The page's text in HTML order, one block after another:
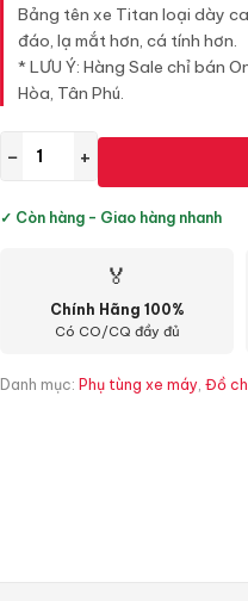
Bảng tên xe Titan loại dày
đáo, lạ mắt hơn, cá tính hơn.
* LƯU Ý: Hàng Sale chỉ bán
Hòa, Tân Phú.
− +
✓ Còn hàng - Giao hàng nhanh
🏅
Chính Hãng 100%
Có CO/CQ đầy đủ
Danh mục: Phụ tùng xe máy, Đồ